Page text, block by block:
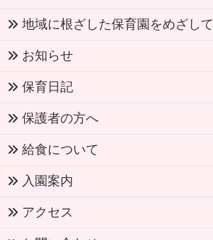
地域に根ざした保育園をめざして
お知らせ
保育日記
保護者の方へ
給食について
入園案内
アクセス